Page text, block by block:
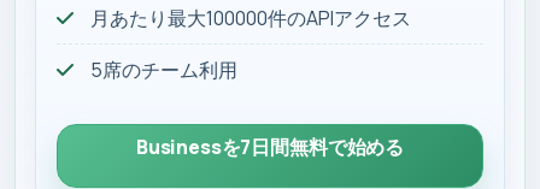
月あたり最大100000件のAPIアクセス
5席のチーム利用
Businessを7日間無料で始める